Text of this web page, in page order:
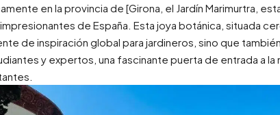
en la provincia de [Girona, el Jardín Marimurtra,
de España. Esta joya botánica, situada
de inspiración global para jardineros, sino que
y expertos, una fascinante puerta de entrada a la